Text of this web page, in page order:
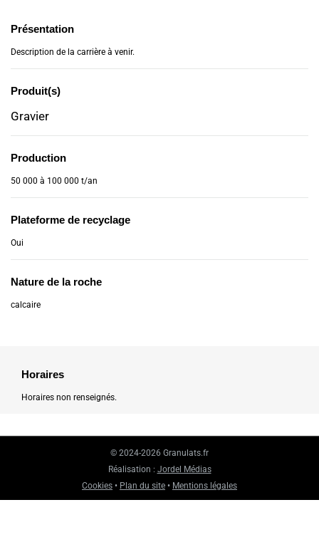
Présentation
Description de la carrière à venir.
Produit(s)
Gravier
Production
50 000 à 100 000 t/an
Plateforme de recyclage
Oui
Nature de la roche
calcaire
Horaires
Horaires non renseignés.
© 2024-2026 Granulats.fr
Réalisation : Jordel Médias
Cookies • Plan du site • Mentions légales